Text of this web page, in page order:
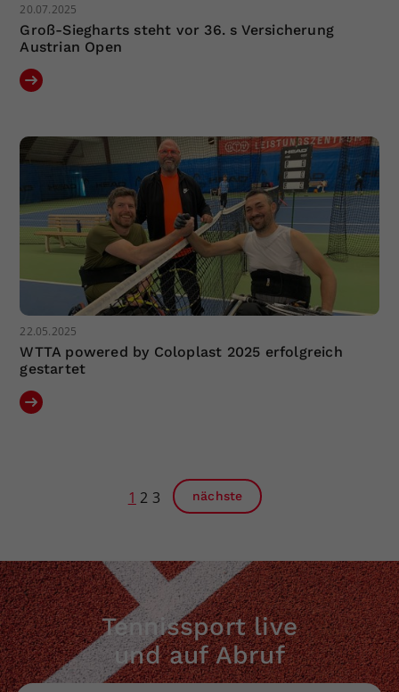
20.07.2025
Groß-Siegharts steht vor 36. s Versicherung
Austrian Open
22.05.2025
WTTA powered by Coloplast 2025 erfolgreich
gestartet
1 2 3 nächste
Tennissport live
und auf Abruf